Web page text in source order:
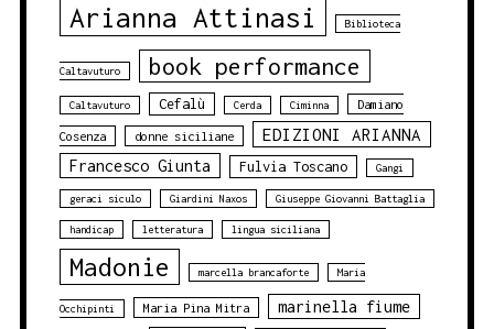
Arianna Attinasi Biblioteca
Caltavuturo book performance
Caltavuturo Cefalù Cerda Ciminna Damiano
Cosenza donne siciliane EDIZIONI ARIANNA
Francesco Giunta Fulvia Toscano Gangi
geraci siculo Giardini Naxos Giuseppe Giovanni Battaglia
handicap letteratura lingua siciliana
Madonie marcella brancaforte Maria
Occhipinti Maria Pina Mitra marinella fiume